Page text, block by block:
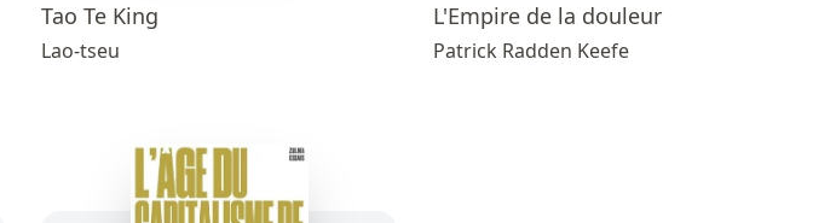
Tao Te King
Lao-tseu
L'Empire de la douleur
Patrick Radden Keefe